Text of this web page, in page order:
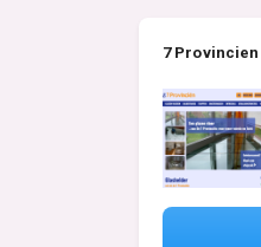
7 Provincien